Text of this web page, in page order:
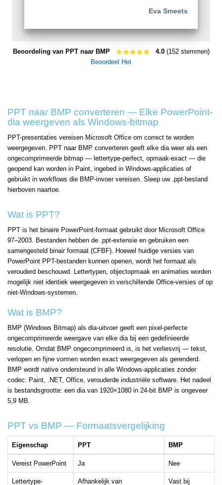
Eva Smeets
Beoordeling van PPT naar BMP 4.0(152 stemmen)
Beoordeel Het
PPT naar BMP converteren — Elke PowerPoint-
dia weergeven als Windows-bitmap
PPT-presentaties vereisen Microsoft Office om correct te worden
weergegeven. PPT naar BMP converteren geeft elke dia weer als een
ongecomprimeerde bitmap — lettertype-perfect, opmaak-exact — die
geopend kan worden in Paint, ingebed in Windows-applicaties of
gebruikt in workflows die BMP-invoer vereisen. Sleep uw .ppt-bestand
hierboven naartoe.
Wat is PPT?
PPT is het binaire PowerPoint-formaat gebruikt door Microsoft Office
97–2003. Bestanden hebben de .ppt-extensie en gebruiken een
samengesteld binair formaat (CFBF). Hoewel huidige versies van
PowerPoint PPT-bestanden kunnen openen, wordt het formaat als
verouderd beschouwd. Lettertypen, objectopmaak en animaties worden
mogelijk niet identiek weergegeven in verschillende Office-versies of op
niet-Windows-systemen.
Wat is BMP?
BMP (Windows Bitmap) als dia-uitvoer geeft een pixel-perfecte
ongecomprimeerde weergave van elke dia bij een gedefinieerde
resolutie. Omdat BMP ongecomprimeerd is, is het verliesvrij — tekst,
verlopen en fijne vormen worden exact weergegeven als gerenderd.
BMP wordt native ondersteund in alle Windows-applicaties zonder
codec: Paint, .NET, Office, verouderde industriële software. Het nadeel
is bestandsgrootte: een dia van 1920×1080 in 24-bit BMP is ongeveer
5,9 MB.
PPT vs BMP — Formaatsvergelijking
Eigenschap PPT BMP
Vereist PowerPoint Ja Nee
Lettertype- Afhankelijk van Vast bij